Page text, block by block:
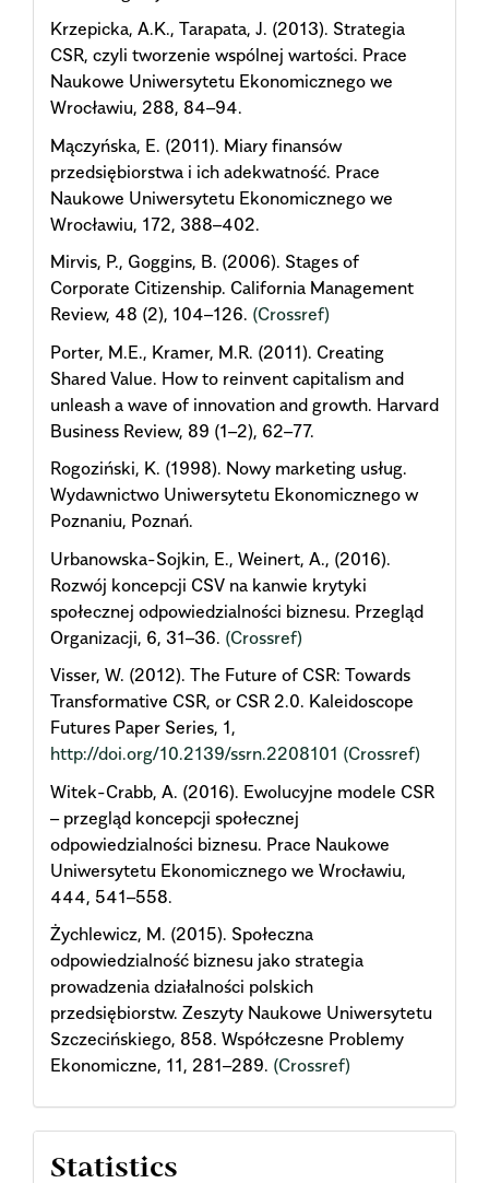
Krzepicka, A.K., Tarapata, J. (2013). Strategia
CSR, czyli tworzenie wspólnej wartości. Prace
Naukowe Uniwersytetu Ekonomicznego we
Wrocławiu, 288, 84–94.
Mączyńska, E. (2011). Miary finansów
przedsiębiorstwa i ich adekwatność. Prace
Naukowe Uniwersytetu Ekonomicznego we
Wrocławiu, 172, 388–402.
Mirvis, P., Goggins, B. (2006). Stages of
Corporate Citizenship. California Management
Review, 48 (2), 104–126. (Crossref)
Porter, M.E., Kramer, M.R. (2011). Creating
Shared Value. How to reinvent capitalism and
unleash a wave of innovation and growth. Harvard
Business Review, 89 (1–2), 62–77.
Rogoziński, K. (1998). Nowy marketing usług.
Wydawnictwo Uniwersytetu Ekonomicznego w
Poznaniu, Poznań.
Urbanowska-Sojkin, E., Weinert, A., (2016).
Rozwój koncepcji CSV na kanwie krytyki
społecznej odpowiedzialności biznesu. Przegląd
Organizacji, 6, 31–36. (Crossref)
Visser, W. (2012). The Future of CSR: Towards
Transformative CSR, or CSR 2.0. Kaleidoscope
Futures Paper Series, 1,
http://doi.org/10.2139/ssrn.2208101 (Crossref)
Witek-Crabb, A. (2016). Ewolucyjne modele CSR
– przegląd koncepcji społecznej
odpowiedzialności biznesu. Prace Naukowe
Uniwersytetu Ekonomicznego we Wrocławiu,
444, 541–558.
Żychlewicz, M. (2015). Społeczna
odpowiedzialność biznesu jako strategia
prowadzenia działalności polskich
przedsiębiorstw. Zeszyty Naukowe Uniwersytetu
Szczecińskiego, 858. Współczesne Problemy
Ekonomiczne, 11, 281–289. (Crossref)
Statistics